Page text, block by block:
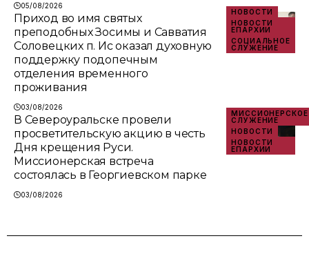
05/08/2026
НОВОСТИ
НОВОСТИ
ЕПАРХИИ
СОЦИАЛЬНОЕ
СЛУЖЕНИЕ
Приход во имя святых
преподобных Зосимы и Савватия
Соловецких п. Ис оказал духовную
поддержку подопечным
отделения временного
проживания
03/08/2026
МИССИОНЕРСКОЕ
СЛУЖЕНИЕ
НОВОСТИ
НОВОСТИ
ЕПАРХИИ
В Североуральске провели
просветительскую акцию в честь
Дня крещения Руси.
Миссионерская встреча
состоялась в Георгиевском парке
03/08/2026